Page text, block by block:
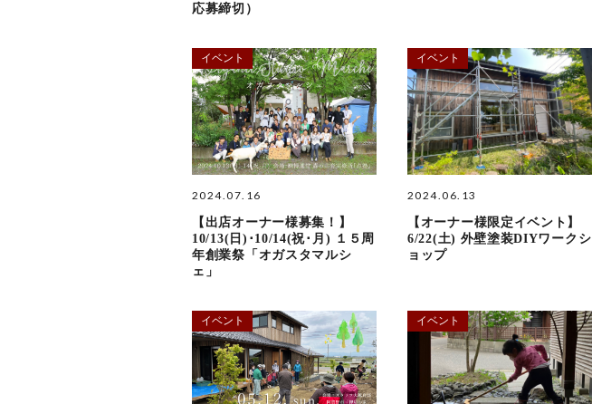
応募締切）
イベント
2024.07.16
【出店オーナー様募集！】
10/13(日)･10/14(祝･月) １５周
年創業祭「オガスタマルシ
ェ」
イベント
2024.06.13
【オーナー様限定イベント】
6/22(土) 外壁塗装DIYワークシ
ョップ
イベント イベント